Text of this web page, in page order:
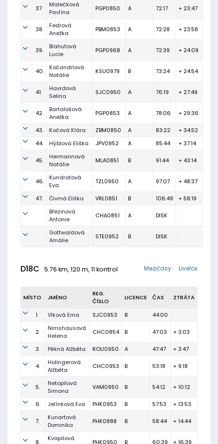
37.
Malečková
Pavlína
PGP0850 A 72:17 + 23:47
38.
Fedrová
Anežka
PBM0853 A 72:28 + 23:58
39.
Blahutová
Lucie
PGP0968 A 72:39 + 24:09
40.
Kočandrlová
Natálie
KSU0979 B 73:24 + 24:54
41.
Havrdová
Selina
SJC0950 A 76:19 + 27:49
42.
Bartalošová
Anežka
PGP0853 A 78:06 + 29:36
43. Kočová Klára ZBM0850 A 83:22
+ 34:52
44.
Hýblová Eliška JPV0952 A 85:44 + 37:14
45.
Hermannová
Natálie
MLA0851 B 91:44 + 43:14
46.
Kundratová
Eva
TZL0950 A 97:07 + 48:37
47. Čivrná Eliška VRL0851 B 106:49
+ 58:19
Březinová
Antonie
CHA0851 A DISK
Gottwaldová
Amálie
STE0952 B DISK
D18C 5.76 km, 120 m, 11 kontrol Livelox
Mezičasy
MÍSTO JMÉNO
REG.
ČÍSLO
LICENCE ČAS ZTRÁTA
1. Vlková Ema SJC0953 B 44:00
2.
Nimshausová
Helena
CHC0854 B 47:03 + 3:03
3. Pěkná Alžběta ROU0950 A 47:47 + 3:47
4.
Holingerová
Alžběta
CHC0953 B 53:18 + 9:18
5.
Netopilová
Simona
VAM0950 B 54:12 + 10:12
6. Jelínková Eva PHK0953 B 57:53 + 13:53
7.
Kunartová
Dominika
PHK0888 B 58:44 + 14:44
8.
Kvapilová
PHK0950 B 60:39 + 16:39